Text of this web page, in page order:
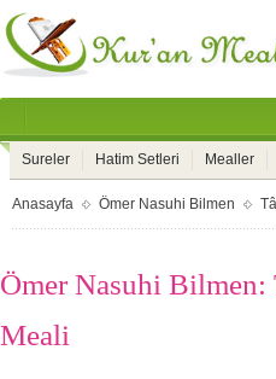
Sureler Hatim Setleri Mealler
Anasayfa Ömer Nasuhi Bilmen
Ömer Nasuhi
Meali